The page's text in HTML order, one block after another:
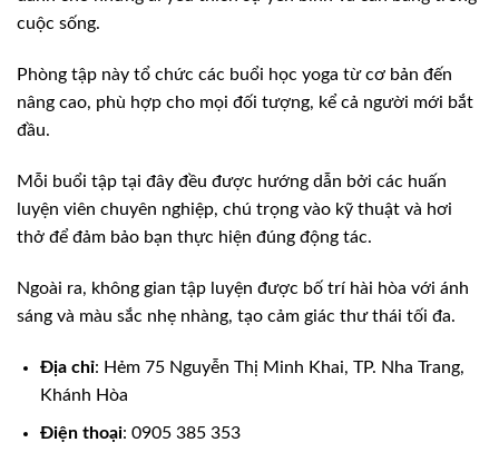
cuộc sống.
Phòng tập này tổ chức các buổi học yoga từ cơ bản đến
nâng cao, phù hợp cho mọi đối tượng, kể cả người mới bắt
đầu.
Mỗi buổi tập tại đây đều được hướng dẫn bởi các huấn
luyện viên chuyên nghiệp, chú trọng vào kỹ thuật và hơi
thở để đảm bảo bạn thực hiện đúng động tác.
Ngoài ra, không gian tập luyện được bố trí hài hòa với ánh
sáng và màu sắc nhẹ nhàng, tạo cảm giác thư thái tối đa.
Địa chỉ: Hẻm 75 Nguyễn Thị Minh Khai, TP. Nha Trang,
Khánh Hòa
Điện thoại: 0905 385 353